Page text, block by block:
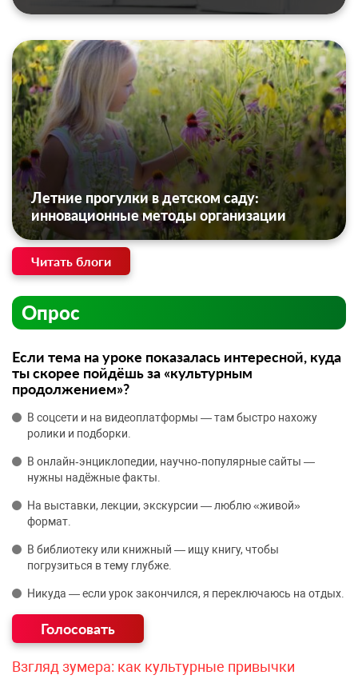
Летние прогулки в детском саду:
инновационные методы организации
Читать блоги
Опрос
Если тема на уроке показалась интересной, куда
ты скорее пойдёшь за «культурным
продолжением»?
В соцсети и на видеоплатформы — там быстро нахожу
ролики и подборки.
В онлайн‑энциклопедии, научно‑популярные сайты —
нужны надёжные факты.
На выставки, лекции, экскурсии — люблю «живой»
формат.
В библиотеку или книжный — ищу книгу, чтобы
погрузиться в тему глубже.
Никуда — если урок закончился, я переключаюсь на отдых.
Взгляд зумера: как культурные привычки